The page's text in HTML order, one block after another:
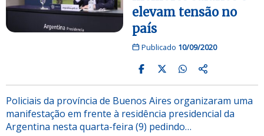
elevam tensão no
país
Publicado 10/09/2020
Policiais da província de Buenos Aires organizaram uma
manifestação em frente à residência presidencial da
Argentina nesta quarta-feira (9) pedindo…